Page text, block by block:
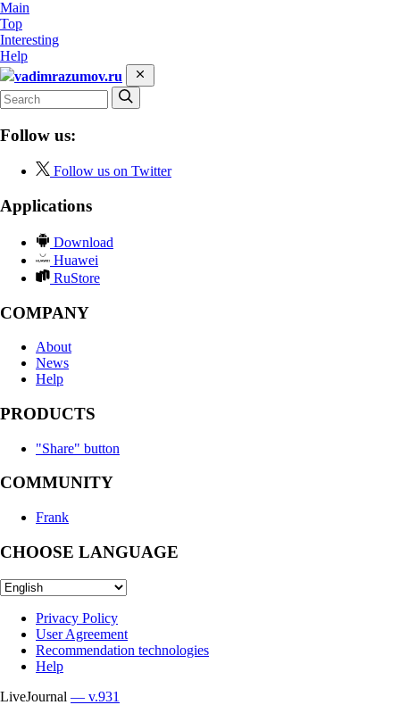
Main
Top
Interesting
Help
vadimrazumov.ru
Follow us:
Follow us on Twitter
Applications
Download
Huawei
RuStore
COMPANY
About
News
Help
PRODUCTS
"Share" button
COMMUNITY
Frank
CHOOSE LANGUAGE
Privacy Policy
User Agreement
Recommendation technologies
Help
LiveJournal — v.931